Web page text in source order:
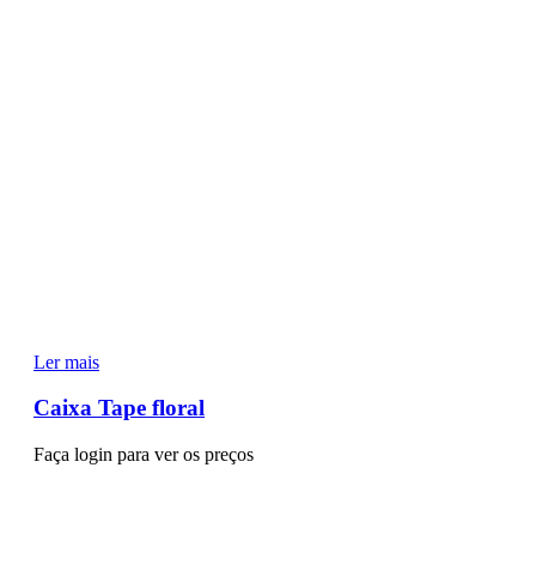
Ler mais
Caixa Tape floral
Faça login para ver os preços